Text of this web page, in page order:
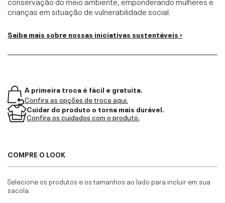
crianças em situação de vulnerabilidade social.
Saiba mais sobre nossas iniciativas sustentáveis ›
A primeira troca é fácil e gratuita.
Confira as opções de troca aqui.
Cuidar do produto o torna mais durável.
Confira os cuidados com o produto.
COMPRE O LOOK
Selecione os produtos e os tamanhos ao lado para incluir em sua
sacola.